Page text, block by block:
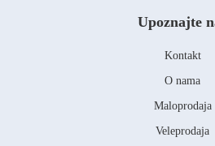
Upoznajte
Kontakt
O nama
Maloprodaja
Veleprodaja